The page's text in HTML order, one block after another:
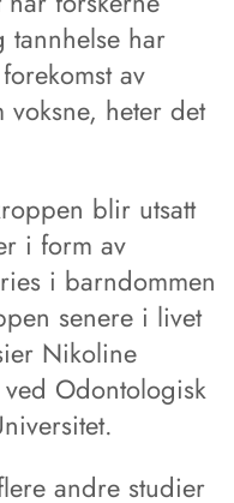
har
av
voksne, heter det
blir utsatt
i form av
i barndommen
senere i livet
Nikoline
Odontologisk
andre studier